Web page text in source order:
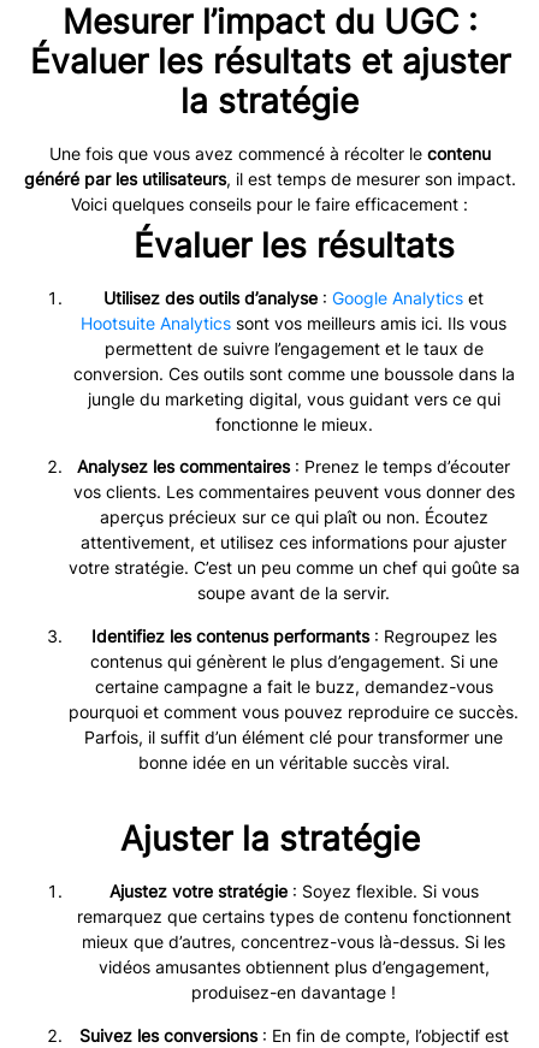
Mesurer l’impact du UGC :
Évaluer les résultats et ajuster
la stratégie
Une fois que vous avez commencé à récolter le contenu
généré par les utilisateurs, il est temps de mesurer son impact.
Voici quelques conseils pour le faire efficacement :
Évaluer les résultats
Utilisez des outils d’analyse : Google Analytics et
Hootsuite Analytics sont vos meilleurs amis ici. Ils vous
permettent de suivre l’engagement et le taux de
conversion. Ces outils sont comme une boussole dans la
jungle du marketing digital, vous guidant vers ce qui
fonctionne le mieux.
Analysez les commentaires: Prenez le temps d’écouter
vos clients. Les commentaires peuvent vous donner des
aperçus précieux sur ce qui plaît ou non. Écoutez
attentivement, et utilisez ces informations pour ajuster
votre stratégie. C’est un peu comme un chef qui goûte sa
soupe avant de la servir.
Identifiez les contenus performants: Regroupez les
contenus qui génèrent le plus d’engagement. Si une
certaine campagne a fait le buzz, demandez-vous
pourquoi et comment vous pouvez reproduire ce succès.
Parfois, il suffit d’un élément clé pour transformer une
bonne idée en un véritable succès viral.
Ajuster la stratégie
Ajustez votre stratégie: Soyez flexible. Si vous
remarquez que certains types de contenu fonctionnent
mieux que d’autres, concentrez-vous là-dessus. Si les
vidéos amusantes obtiennent plus d’engagement,
produisez-en davantage !
Suivez les conversions: En fin de compte, l’objectif est